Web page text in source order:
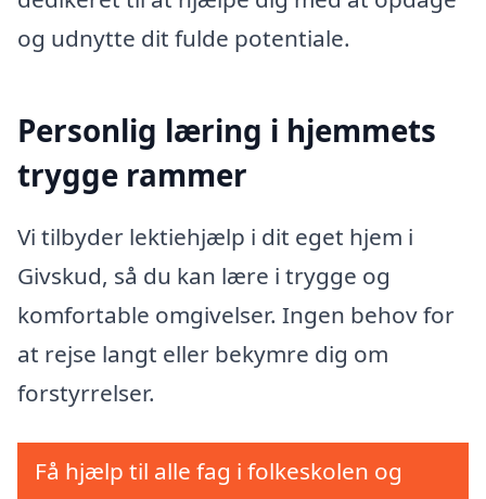
og udnytte dit fulde potentiale.
Personlig læring i hjemmets
trygge rammer
Vi tilbyder lektiehjælp i dit eget hjem i
Givskud, så du kan lære i trygge og
komfortable omgivelser. Ingen behov for
at rejse langt eller bekymre dig om
forstyrrelser.
Få hjælp til alle fag i folkeskolen og